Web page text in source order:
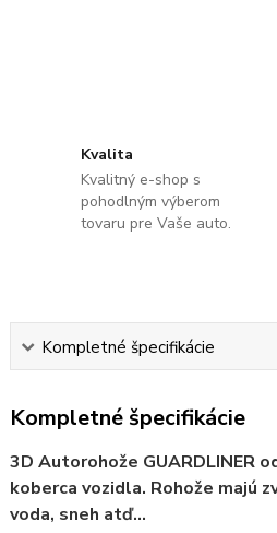
Kvalita
Kvalitný e-shop s
pohodlným výberom
tovaru pre Vaše auto.
Kompletné špecifikácie
Kompletné špecifikácie
3D Autorohože GUARDLINER
koberca vozidla. Rohože majú
voda, sneh atď...